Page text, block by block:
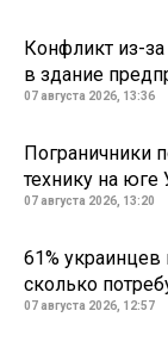
Конфликт из-
в здание
07 августа 2026, 13:36
Пограничники
технику на юге
07 августа 2026, 13:20
61% украинцев
сколько
07 августа 2026, 12:57